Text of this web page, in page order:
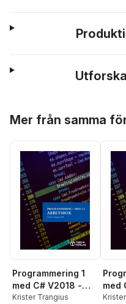
Mer från samma
Programmering 1
med C# V2018 -
Arbetsbok
Krister Trangius
med